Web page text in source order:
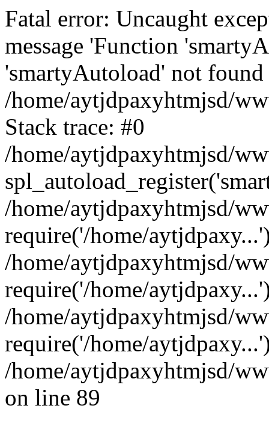
Fatal error: Uncaught
message 'Function
'smartyAutoload' not
/home/aytjdpaxyhtmjsd/
Stack trace: #0
/home/aytjdpaxyhtmjsd/
/home/aytjdpaxyhtmjsd/
require('/home/
/home/aytjdpaxyhtmjsd/
require('/home/
/home/aytjdpaxyhtmjsd/
require('/home/
/home/aytjdpaxyhtmjsd/
on line 89